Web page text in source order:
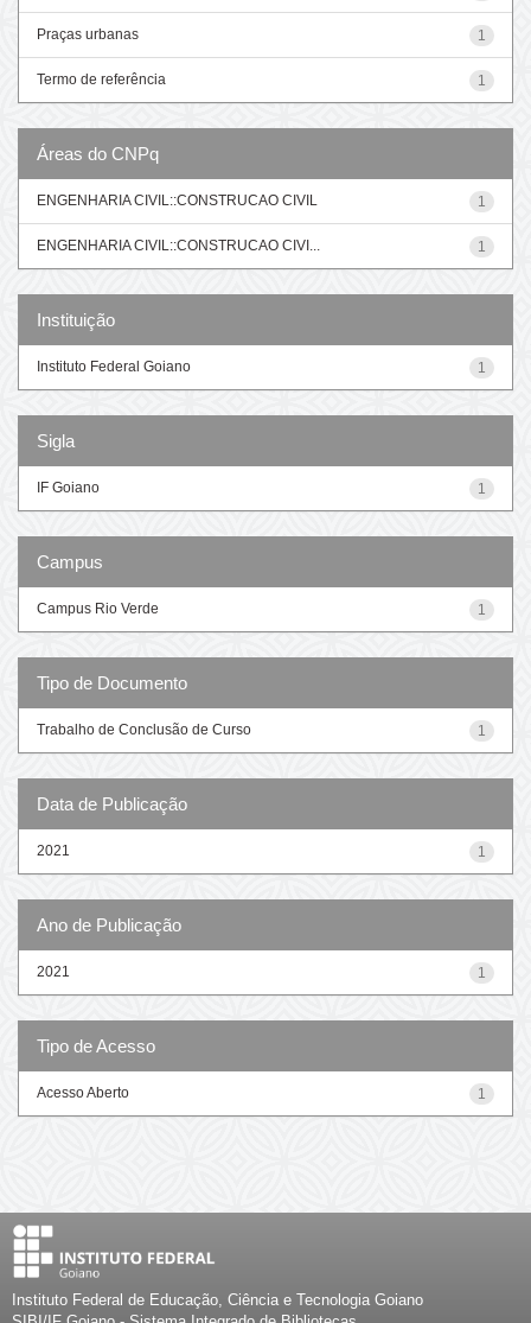
1
Praças urbanas
1
Termo de referência
Áreas do CNPq
1
ENGENHARIA CIVIL::CONSTRUCAO CIVIL
1
ENGENHARIA CIVIL::CONSTRUCAO CIVI...
Instituição
1
Instituto Federal Goiano
Sigla
1
IF Goiano
Campus
1
Campus Rio Verde
Tipo de Documento
1
Trabalho de Conclusão de Curso
Data de Publicação
1
2021
Ano de Publicação
1
2021
Tipo de Acesso
1
Acesso Aberto
Instituto Federal de Educação, Ciência e Tecnologia Goiano